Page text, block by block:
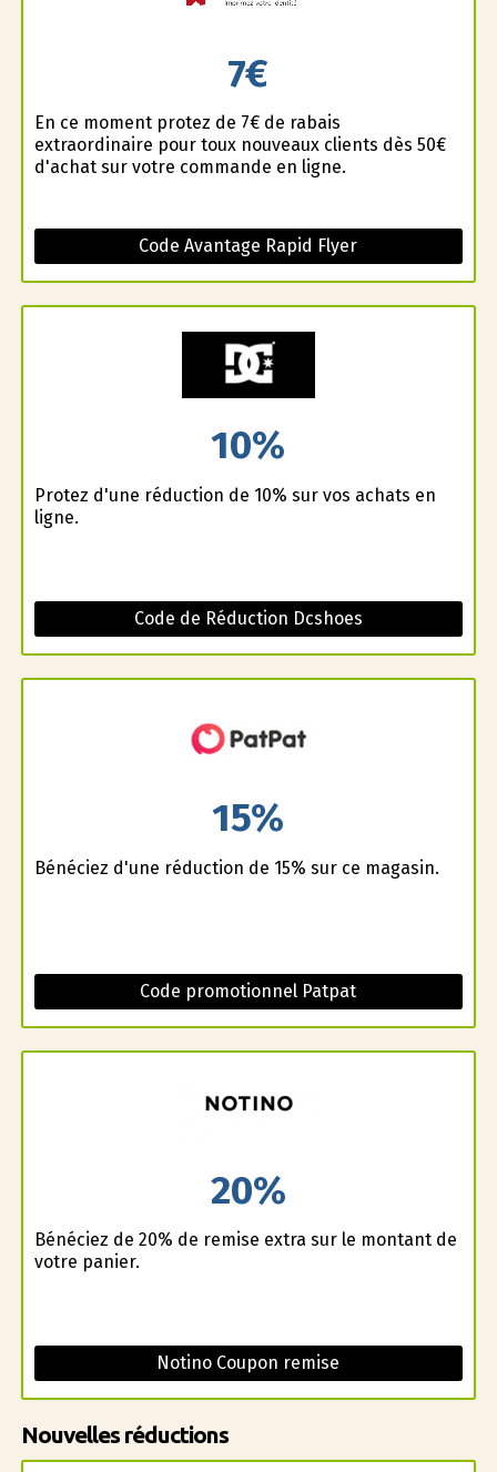
7€
En ce moment profitez de 7€ de rabais
extraordinaire pour toux nouveaux clients dès 50€
d'achat sur votre commande en ligne.
Code Avantage Rapid Flyer
10%
Profitez d'une réduction de 10% sur vos achats en
ligne.
Code de Réduction Dcshoes
15%
Bénéficiez d'une réduction de 15% sur ce magasin.
Code promotionnel Patpat
20%
Bénéficiez de 20% de remise extra sur le montant de
votre panier.
Notino Coupon remise
Nouvelles réductions